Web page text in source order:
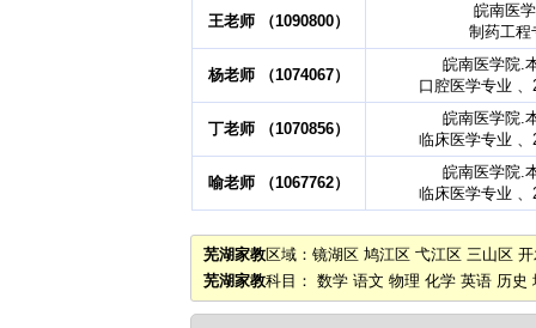
王老师 （1090800）
皖南医
制药工程
杨老师 （1074067）
皖南医学院.
口腔医学专业
丁老师 （1070856）
皖南医学院.
临床医学专业 、
喻老师 （1067762）
皖南医学院.
临床医学专业 、
芜湖家教区域： 镜湖区 鸠江区 弋江区 三山区
芜湖家教科目： 数学 语文 物理 化学 英语 历史